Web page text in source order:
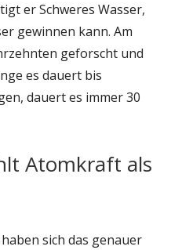
er Schweres Wasser,
gewinnen kann. Am
geforscht und
es dauert bis
dauert es immer 30
Atomkraft als
sich das genauer